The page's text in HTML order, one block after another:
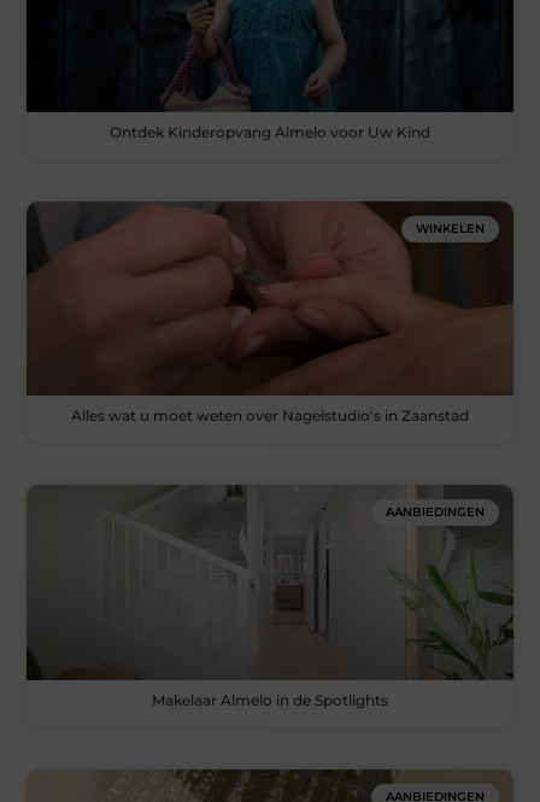
Ontdek Kinderopvang Almelo voor Uw Kind
WINKELEN
Alles wat u moet weten over Nagelstudio's in Zaanstad
AANBIEDINGEN
Makelaar Almelo in de Spotlights
AANBIEDINGEN